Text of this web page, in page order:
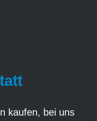
kaufen, bei uns